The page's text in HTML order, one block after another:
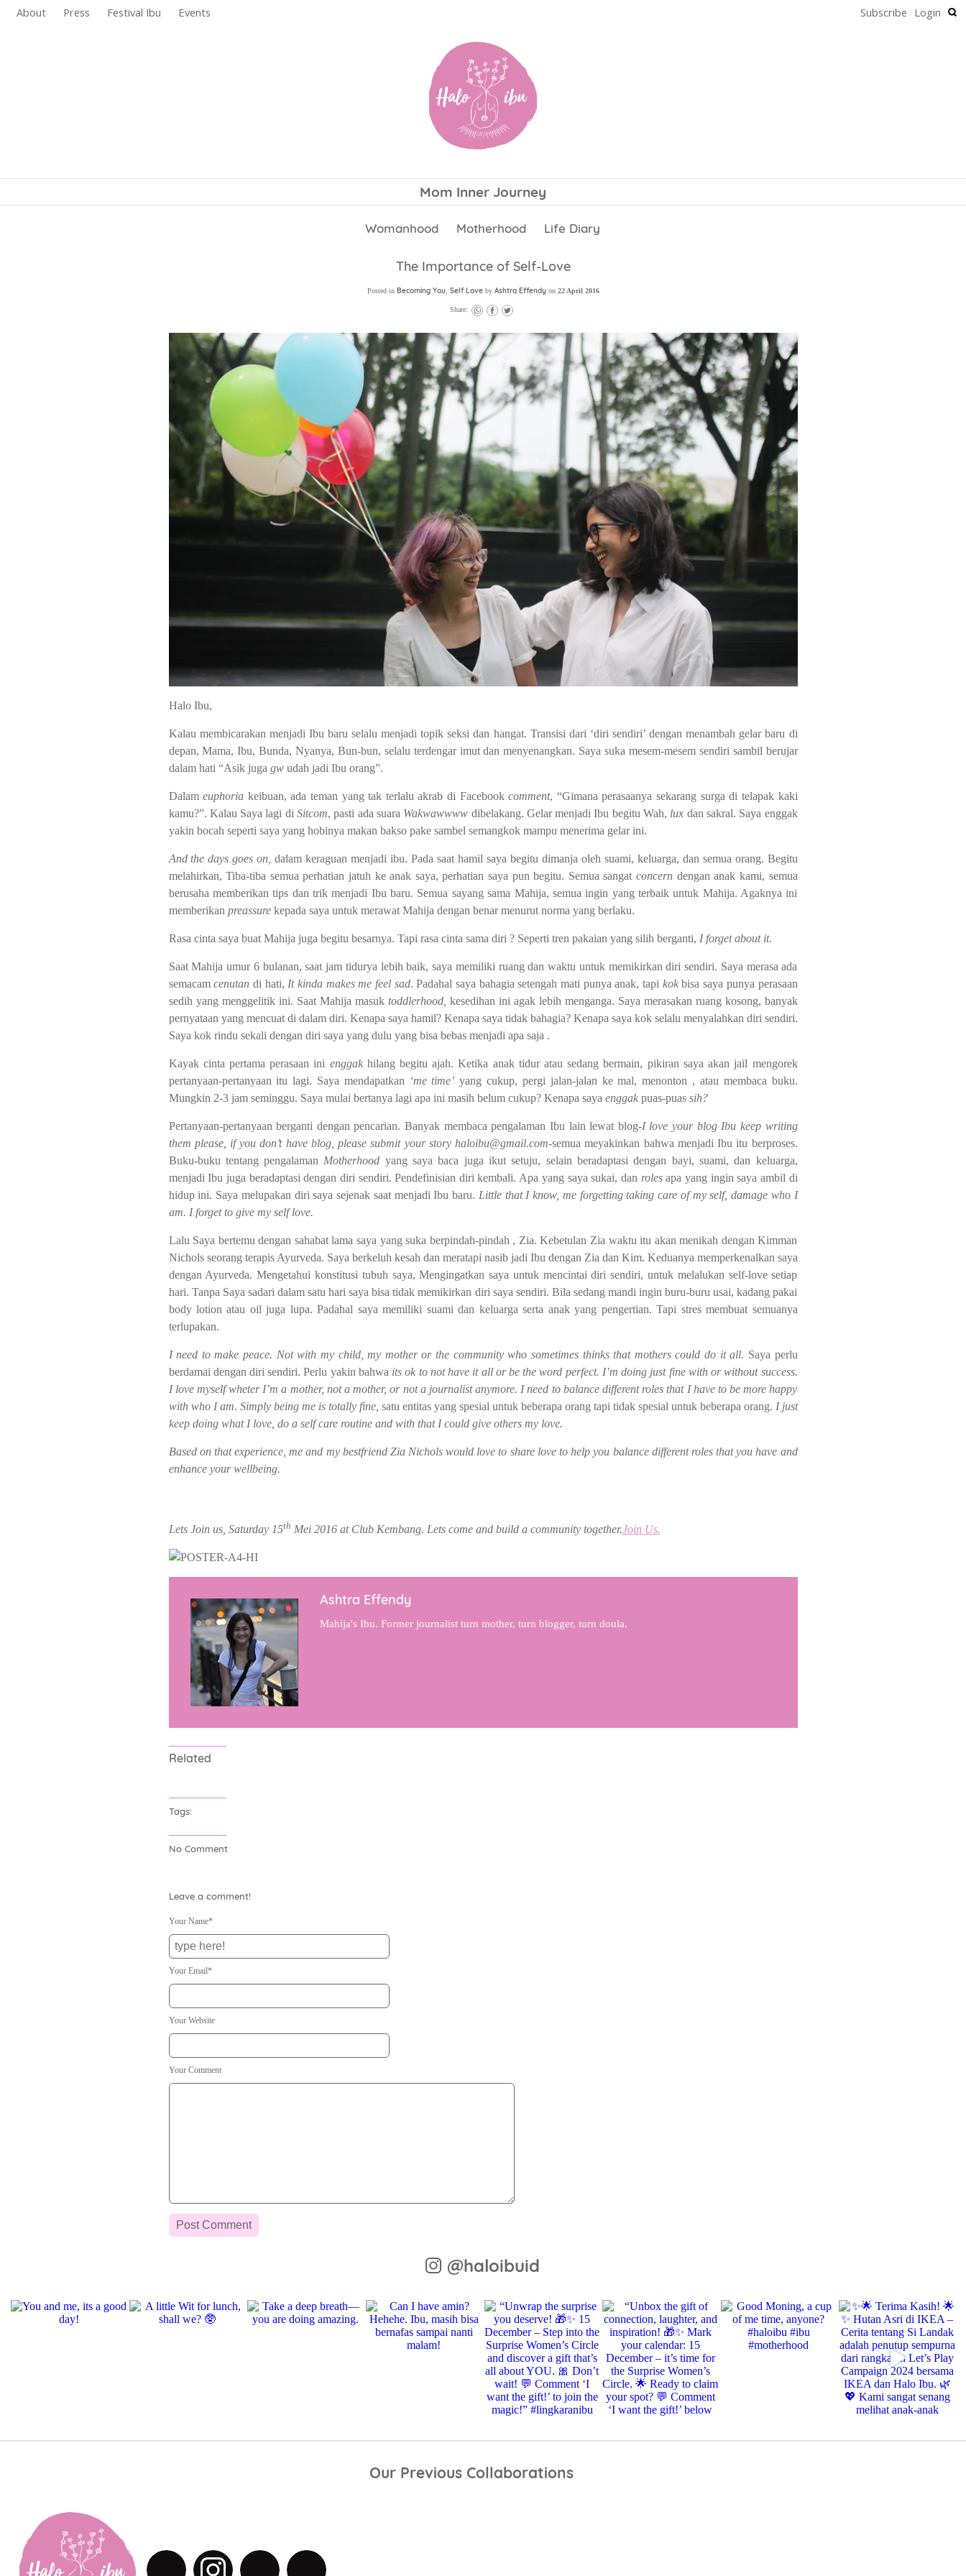
About Press Festival Ibu Events Subscribe Login
Mom Inner Journey
Womanhood Motherhood Life Diary
The Importance of Self-Love
Posted in Becoming You, Self Loveby Ashtra Effendyon 22 April 2016
Share:
Halo Ibu,
Kalau membicarakan menjadi Ibu baru selalu menjadi topik seksi dan hangat. Transisi dari ‘diri sendiri’ dengan menambah gelar baru di
depan, Mama, Ibu, Bunda, Nyanya, Bun-bun, selalu terdengar imut dan menyenangkan. Saya suka mesem-mesem sendiri sambil berujar
dalam hati “Asik juga gw udah jadi Ibu orang”.
Dalameuphoria keibuan, ada teman yang tak terlalu akrab di Facebookcomment, “Gimana perasaanya sekarang surga di telapak kaki
kamu?”. Kalau Saya lagi di Sitcom, pasti ada suara Wakwawwww dibelakang. Gelar menjadi Ibu begitu Wah, lux dan sakral. Saya enggak
yakin bocah seperti saya yang hobinya makan bakso pake sambel semangkok mampu menerima gelar ini.
And the days goes on, dalam keraguan menjadi ibu. Pada saat hamil saya begitu dimanja oleh suami, keluarga, dan semua orang. Begitu
melahirkan, Tiba-tiba semua perhatian jatuh ke anak saya, perhatian saya pun begitu. Semua sangatconcern dengan anak kami, semua
berusaha memberikan tips dan trik menjadi Ibu baru. Semua sayang sama Mahija, semua ingin yang terbaik untuk Mahija. Agaknya ini
memberikan preassure kepada saya untuk merawat Mahija dengan benar menurut norma yang berlaku.
Rasa cinta saya buat Mahija juga begitu besarnya. Tapi rasa cinta sama diri ? Seperti tren pakaian yang silih berganti, I forget about it.
Saat Mahija umur 6 bulanan, saat jam tidurya lebih baik, saya memiliki ruang dan waktu untuk memikirkan diri sendiri. Saya merasa ada
semacamcenutan di hati, It kinda makes me feel sad. Padahal saya bahagia setengah mati punya anak, tapi kokbisa saya punya perasaan
sedih yang menggelitik ini. Saat Mahija masuk toddlerhood, kesedihan ini agak lebih menganga. Saya merasakan ruang kosong, banyak
pernyataan yang mencuat di dalam diri. Kenapa saya hamil? Kenapa saya tidak bahagia? Kenapa saya kok selalu menyalahkan diri sendiri.
Saya kok rindu sekali dengan diri saya yang dulu yang bisa bebas menjadi apa saja .
Kayak cinta pertama perasaan ini enggakhilang begitu ajah. Ketika anak tidur atau sedang bermain, pikiran saya akan jail mengorek
pertanyaan-pertanyaan itu lagi. Saya mendapatkan ‘me time’ yang cukup, pergi jalan-jalan ke mal, menonton , atau membaca buku.
Mungkin 2-3 jam seminggu. Saya mulai bertanya lagi apa ini masih belum cukup? Kenapa saya enggakpuas-puas sih?
Pertanyaan-pertanyaan berganti dengan pencarian. Banyak membaca pengalaman Ibu lain lewat blog-I love your blog Ibu keep writing
them please, if you don’t have blog, please submit your story haloibu@gmail.com-semua meyakinkan bahwa menjadi Ibu itu berproses.
Buku-buku tentang pengalaman Motherhood yang saya baca juga ikut setuju, selain beradaptasi dengan bayi, suami, dan keluarga,
menjadi Ibu juga beradaptasi dengan diri sendiri. Pendefinisian diri kembali. Apa yang saya sukai, dan rolesapa yang ingin saya ambil di
hidup ini. Saya melupakan diri saya sejenak saat menjadi Ibu baru. Little that I know, me forgetting taking care of my self, damage who I
am. I forget to give my self love.
Lalu Saya bertemu dengan sahabat lama saya yang suka berpindah-pindah , Zia. Kebetulan Zia waktu itu akan menikah dengan Kimman
Nichols seorang terapis Ayurveda. Saya berkeluh kesah dan meratapi nasib jadi Ibu dengan Zia dan Kim. Keduanya memperkenalkan saya
dengan Ayurveda. Mengetahui konstitusi tubuh saya, Mengingatkan saya untuk mencintai diri sendiri, untuk melalukan self-love setiap
hari. Tanpa Saya sadari dalam satu hari saya bisa tidak memikirkan diri saya sendiri. Bila sedang mandi ingin buru-buru usai, kadang pakai
body lotion atau oil juga lupa. Padahal saya memiliki suami dan keluarga serta anak yang pengertian. Tapi stres membuat semuanya
terlupakan.
I need to make peace. Not with my child, my mother or the community who sometimes thinks that mothers could do it all. Saya perlu
berdamai dengan diri sendiri. Perlu yakin bahwa its ok to not have it all or be the word perfect. I’m doing just fine with or without success.
I love myself wheter I’m a mother, not a mother, or not a journalist anymore. I need to balance different roles that I have to be more happy
with who I am. Simply being me is totally fine, satu entitas yang spesial untuk beberapa orang tapi tidak spesial untuk beberapa orang. I just
keep doing what I love, do a self care routine and with that I could give others my love.
Based on that experience, me and my bestfriend Zia Nichols would love to share love to help you balance different roles that you have and
enhance your wellbeing.
Lets Join us, Saturday 15th Mei 2016 at Club Kembang. Lets come and build a community together.Join Us.
Ashtra Effendy
Mahija's Ibu. Former journalist turn mother, turn blogger, turn doula.
Related
Tags:
No Comment
Leave a comment!
Your Name*
Your Email*
Your Website
Your Comment
@haloibuid
Our Previous Collaborations